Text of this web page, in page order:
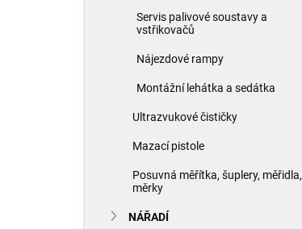
Servis palivové soustavy a
vstřikovačů
Nájezdové rampy
Montážní lehátka a sedátka
Ultrazvukové čističky
Mazací pistole
Posuvná měřítka, šuplery, měřidla,
měrky
NÁŘADÍ